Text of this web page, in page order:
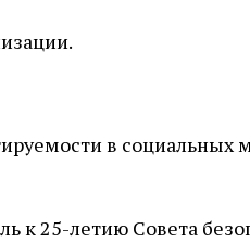
в социальных
к 25-летию Совета